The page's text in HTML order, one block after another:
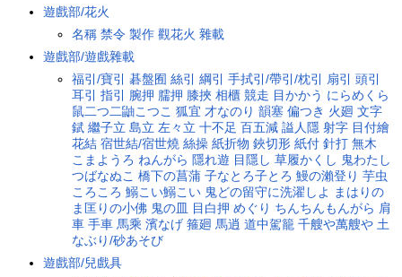
遊戲部/花火
名稱 禁令 製作 觀花火 雜載
遊戲部/遊戲雜載
福引/寶引
碁盤囿 絲引 綱引 手拭引/帶引/枕引 扇引
頭引
耳引
指引 腕押 臑押 膝挾 相櫃 競走 目かかう にらめくら
鼠二つ二鼬こつこ 狐宜 才なのり 韻塞 偏つき 火廻 文字
錻 繼子立 島立 左々立 十不足 百五減 謚人隱 射字 目付繪
花結 宿世結/宿世燒 絲操 紙折物 鋏切形 紙付 針打 無木
こまようろ ねんがら 隱れ遊 目隱し 草履かくし 鬼わたし
つばなぬこ 橋下の菖蒲 子なとろ子とろ 鰻の瀨登り 芋虫
ころころ 鰯こい鰯こい 鬼どの留守に洗濯しよ まはりの
ま匡りの小佛 鬼の皿 目白押 めぐり ちんちんもんがら 肩
車 手車 馬乘 濱なげ 箍廻 馬逍 道中駕籠 千艘や萬艘や 土
なぶり/砂あそび
遊戲部/兒戲具